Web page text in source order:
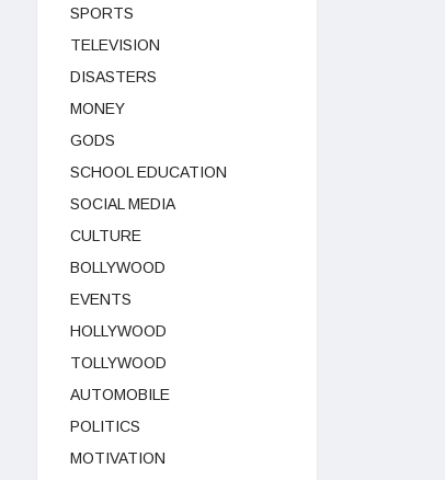
SPORTS
TELEVISION
DISASTERS
MONEY
GODS
SCHOOL EDUCATION
SOCIAL MEDIA
CULTURE
BOLLYWOOD
EVENTS
HOLLYWOOD
TOLLYWOOD
AUTOMOBILE
POLITICS
MOTIVATION